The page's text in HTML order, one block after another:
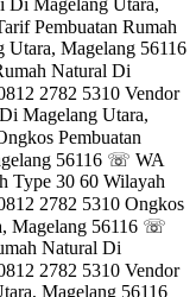
Pembuatan Rumah
Magelang 56116
Natural Di
2782 5310 Vendor
Magelang Utara,
Pembuatan
56116 ☏ WA
Type 30 60 Wilayah
2782 5310 Ongkos
Magelang 56116 ☏
Natural Di
2782 5310 Vendor
Magelang 56116